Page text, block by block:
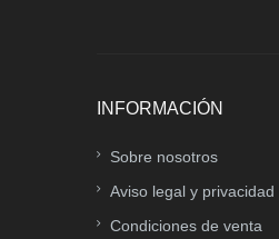
INFORMACIÓN
Sobre nosotros
Aviso legal y privacidad
Condiciones de venta